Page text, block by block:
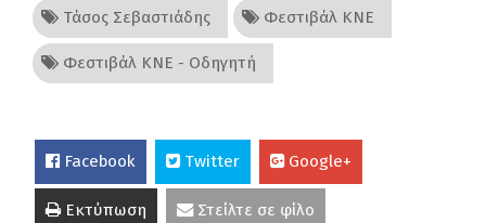
Τάσος Σεβαστιάδης Φεστιβάλ ΚΝΕ
Φεστιβάλ ΚΝΕ - Οδηγητή
Facebook Twitter Google+
Εκτύπωση Στείλτε σε φίλο